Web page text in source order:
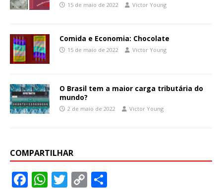
15 de maio de 2022 Victor Young
Comida e Economia: Chocolate
15 de maio de 2022 Victor Young
O Brasil tem a maior carga tributária do
mundo?
2 de maio de 2022 Victor Young
COMPARTILHAR
F W T C